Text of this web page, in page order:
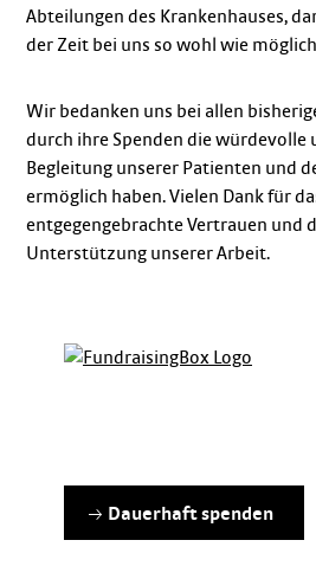
Abteilungen des Krankenhauses,
der Zeit bei uns so wohl wie
Wir bedanken uns bei allen
durch ihre Spenden die würdevolle
Begleitung unserer Patienten und
ermöglich haben. Vielen Dank für
entgegengebrachte Vertrauen und
Unterstützung unserer Arbeit.
Dauerhaft spenden